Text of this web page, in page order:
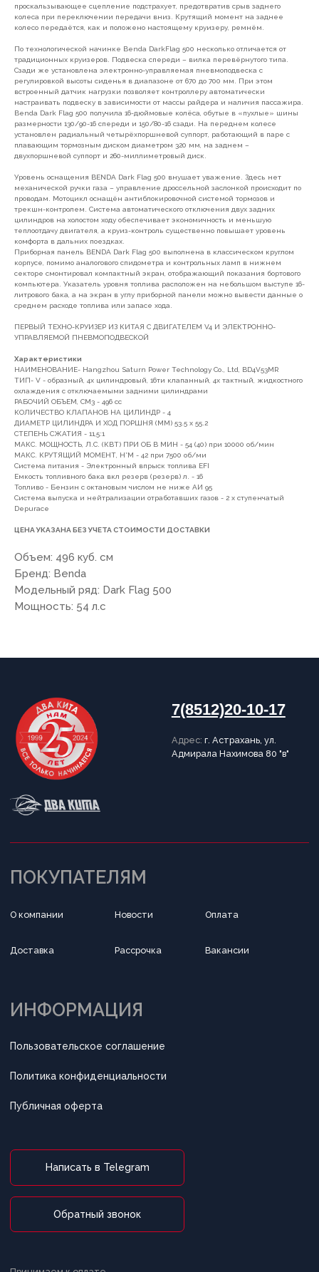
проскальзывающее сцепление подстрахует, предотвратив срыв заднего
колеса при переключении передачи вниз. Крутящий момент на заднее
колесо передаётся, как и положено настоящему круизеру, ремнём.
По технологической начинке Benda DarkFlag 500 несколько отличается от
традиционных круизеров. Подвеска спереди – вилка перевёрнутого типа.
Сзади же установлена электронно-управляемая пневмоподвеска с
регулировкой высоты сиденья в диапазоне от 670 до 700 мм. При этом
встроенный датчик нагрузки позволяет контроллеру автоматически
настраивать подвеску в зависимости от массы райдера и наличия пассажира.
Benda Dark Flag 500 получила 16-дюймовые колёса, обутые в «пухлые» шины
размерности 130/90-16 спереди и 150/80-16 сзади. На переднем колесе
установлен радиальный четырёхпоршневой суппорт, работающий в паре с
плавающим тормозным диском диаметром 320 мм, на заднем –
двухпоршневой суппорт и 260-миллиметровый диск.
Уровень оснащения BENDA Dark Flag 500 внушает уважение. Здесь нет
механической ручки газа – управление дроссельной заслонкой происходит по
проводам. Мотоцикл оснащён антиблокировочной системой тормозов и
трекшн-контролем. Система автоматического отключения двух задних
цилиндров на холостом ходу обеспечивает экономичность и меньшую
теплоотдачу двигателя, а круиз-контроль существенно повышает уровень
комфорта в дальних поездках.
Приборная панель BENDA Dark Flag 500 выполнена в классическом круглом
корпусе, помимо аналогового спидометра и контрольных ламп в нижнем
секторе смонтировал компактный экран, отображающий показания бортового
компьютера. Указатель уровня топлива расположен на небольшом выступе 16-
литрового бака, а на экран в углу приборной панели можно вывести данные о
среднем расходе топлива или запасе хода.
ПЕРВЫЙ ТЕХНО-КРУИЗЕР ИЗ КИТАЯ С ДВИГАТЕЛЕМ V4 И ЭЛЕКТРОННО-
УПРАВЛЯЕМОЙ ПНЕВМОПОДВЕСКОЙ
Характеристики
НАИМЕНОВАНИЕ- Hangzhou Saturn Power Technology Co., Ltd, BD4V53MR
ТИП- V - образный, 4х цилиндровый, 16ти клапанный, 4х тактный, жидкостного
охлаждения с отключаемыми задними цилиндрами
РАБОЧИЙ ОБЪЕМ, СМ3 - 496 сс
КОЛИЧЕСТВО КЛАПАНОВ НА ЦИЛИНДР - 4
ДИАМЕТР ЦИЛИНДРА И ХОД ПОРШНЯ (ММ) 53.5 x 55.2
СТЕПЕНЬ СЖАТИЯ - 11,5:1
МАКС. МОЩНОСТЬ, Л.С. (КВТ) ПРИ ОБ В МИН - 54 (40) при 10000 об/мин
МАКС. КРУТЯЩИЙ МОМЕНТ, Н*М - 42 при 7500 об/ми
Система питания - Электронный впрыск топлива EFI
Емкость топливного бака вкл резерв (резерв) л. - 16
Топливо - Бензин с октановым числом не ниже АИ 95
Система выпуска и нейтрализации отработавших газов - 2 х ступенчатый
Depurace
ЦЕНА УКАЗАНА БЕЗ УЧЕТА СТОИМОСТИ ДОСТАВКИ
Объем: 496 куб. см
Бренд: Benda
Модельный ряд: Dark Flag 500
Мощность: 54 л.с
ПОКУПАТЕЛЯМ
О компании Новости Оплата
Рассрочка
Доставка Вакансии
Принимаем к оплате
ИНФОРМАЦИЯ
Пользовательское соглашение
Политика конфиденциальности
Публичная оферта
7(8512)20-10-17
Разработка сайта